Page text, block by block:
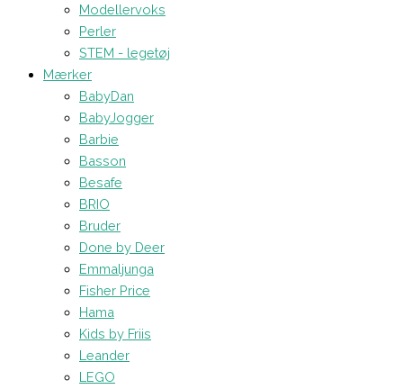
Modellervoks
Perler
STEM - legetøj
Mærker
BabyDan
BabyJogger
Barbie
Basson
Besafe
BRIO
Bruder
Done by Deer
Emmaljunga
Fisher Price
Hama
Kids by Friis
Leander
LEGO